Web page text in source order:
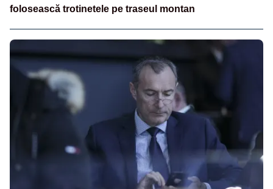
folosească trotinetele pe traseul montan